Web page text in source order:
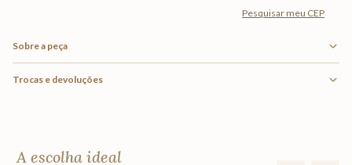
Sobre a peça
Trocas e devoluções
A escolha ideal